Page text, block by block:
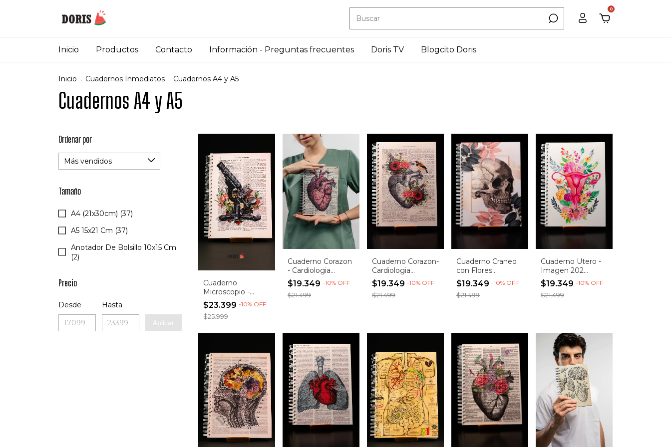
0
Inicio Productos Contacto Información - Preguntas frecuentes Doris TV Blogcito Doris
Inicio . Cuadernos Inmediatos . Cuadernos A4 y A5
Cuadernos A4 y A5
Ordenar por
Tamaño
A4 (21x30cm) (37)
A5 15x21 Cm (37)
Anotador De Bolsillo 10x15 Cm
(2)
Precio
Desde Hasta
Aplicar
Cuaderno
Microscopio -
(Entrega
inmediata)
$23.399 -10% OFF
$25.999
Cuaderno Corazon
- Cardiologia
Imagen 269
(Entrega
inmediata)
$19.349 -10% OFF
$21.499
Cuaderno Corazon-
Cardiologia
(Entrega
inmediata)
$19.349 -10% OFF
$21.499
Cuaderno Craneo
con Flores
(entrega
inmediata!)
$19.349 -10% OFF
$21.499
Cuaderno Utero -
Imagen 202
(Entrega
inmediata)
$19.349 -10% OFF
$21.499